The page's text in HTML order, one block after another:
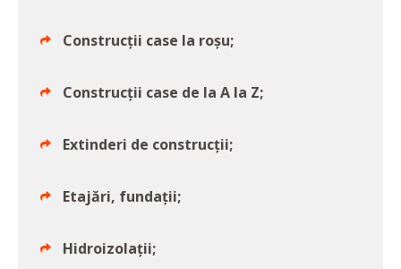
Construcții case la roșu;
Construcții case de la A la Z;
Extinderi de construcții;
Etajări, fundații;
Hidroizolații;